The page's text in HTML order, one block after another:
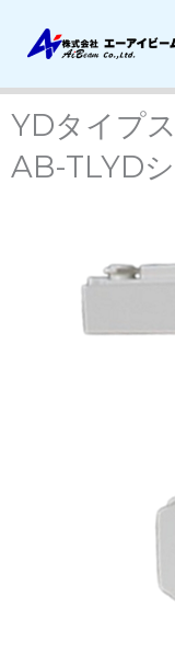
ス
キYDタイプ
AB-TLYD